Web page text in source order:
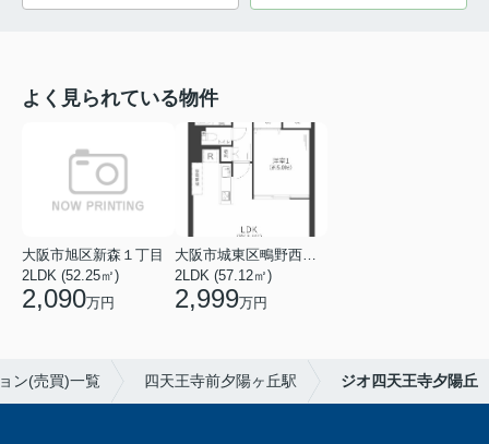
よく見られている物件
大阪市旭区新森１丁目
2LDK (52.25㎡)
2,090万円
2LDK (57.12㎡)
2,999万円
ン(売買)一覧 四天王寺前夕陽ヶ丘駅 ジオ四天王寺夕陽丘